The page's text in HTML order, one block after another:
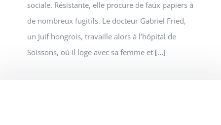
sociale. Résistante, elle procure de faux papiers à
de nombreux fugitifs. Le docteur Gabriel Fried,
un Juif hongrois, travaille alors à l’hôpital de
Soissons, où il loge avec sa femme et [...]